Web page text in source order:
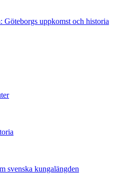
Göteborgs uppkomst och historia
svenska kungalängden